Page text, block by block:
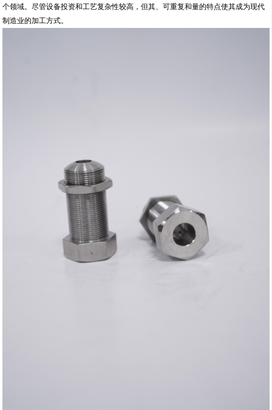
个领域。尽管设备投资和工艺复杂性较高，但其、可重复和量的特点使其成为现代
制造业的加工方式。